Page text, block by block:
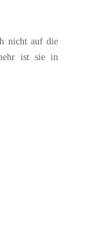
nicht auf die
ist sie in